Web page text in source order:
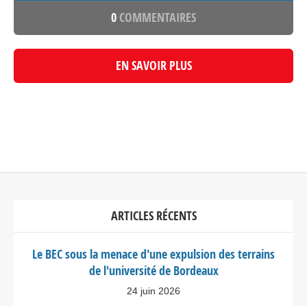
0 COMMENTAIRES
EN SAVOIR PLUS
ARTICLES RÉCENTS
Le BEC sous la menace d'une expulsion des terrains
de l'université de Bordeaux
24 juin 2026